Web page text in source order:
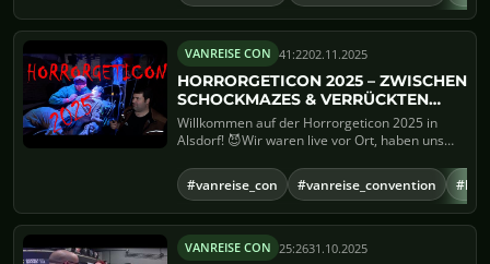
VANREISE CON 41:2202.11.2025
HORRORGETICON 2025 – ZWISCHEN
SCHOCKMAZES & VERRÜCKTEN
ACTORN!
Willkommen auf der Horrorgeticon 2025 in
Alsdorf! 😈Wir waren live vor Ort, haben uns
#vanreise_con #vanreise_convention
VANREISE CON 25:2631.10.2025